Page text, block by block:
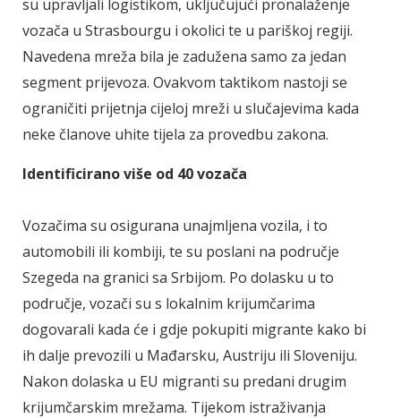
su upravljali logistikom, uključujući pronalaženje
vozača u Strasbourgu i okolici te u pariškoj regiji.
Navedena mreža bila je zadužena samo za jedan
segment prijevoza. Ovakvom taktikom nastoji se
ograničiti prijetnja cijeloj mreži u slučajevima kada
neke članove uhite tijela za provedbu zakona.
Identificirano više od 40 vozača
Vozačima su osigurana unajmljena vozila, i to
automobili ili kombiji, te su poslani na područje
Szegeda na granici sa Srbijom. Po dolasku u to
područje, vozači su s lokalnim krijumčarima
dogovarali kada će i gdje pokupiti migrante kako bi
ih dalje prevozili u Mađarsku, Austriju ili Sloveniju.
Nakon dolaska u EU migranti su predani drugim
krijumčarskim mrežama. Tijekom istraživanja